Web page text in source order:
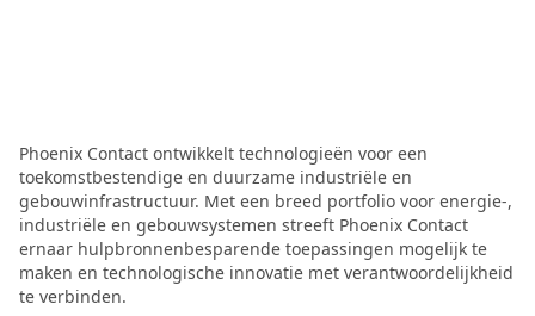
Phoenix Contact ontwikkelt technologieën voor een
toekomstbestendige en duurzame industriële en
gebouwinfrastructuur. Met een breed portfolio voor energie-,
industriële en gebouwsystemen streeft Phoenix Contact
ernaar hulpbronnenbesparende toepassingen mogelijk te
maken en technologische innovatie met verantwoordelijkheid
te verbinden.